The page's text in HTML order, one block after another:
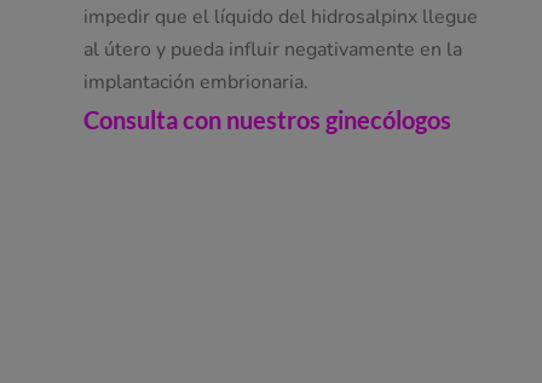
impedir que el líquido del hidrosalpinx llegue
al útero y pueda influir negativamente en la
implantación embrionaria.
Consulta con nuestros ginecólogos